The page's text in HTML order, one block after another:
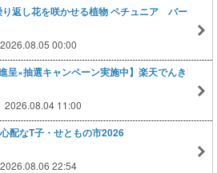
り返し花を咲かせる植物 ペチュニア バー
2026.08.05 00:00
呈×抽選キャンペーン実施中】楽天でんき
2026.08.04 11:00
配なT子・せともの市2026
2026.08.06 22:54